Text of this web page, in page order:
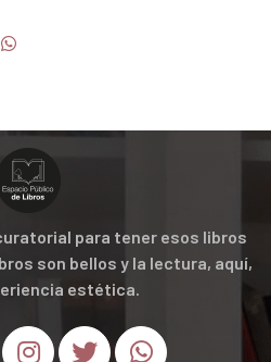
para tener esos libros
son bellos y la lectura, aquí,
estética.